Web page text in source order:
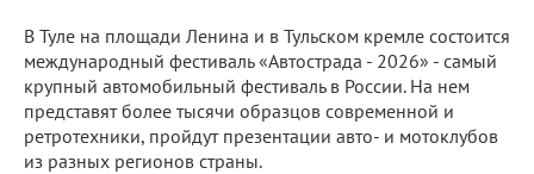
В Туле на площади Ленина и в Тульском кремле состоится
международный фестиваль «Автострада - 2026» - самый
крупный автомобильный фестиваль в России. На нем
представят более тысячи образцов современной и
ретротехники, пройдут презентации авто- и мотоклубов
из разных регионов страны.